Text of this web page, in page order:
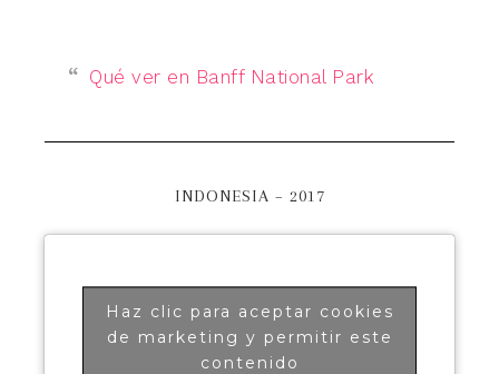
Qué ver en Banff National Park
INDONESIA – 2017
Haz clic para aceptar cookies
de marketing y permitir este
contenido